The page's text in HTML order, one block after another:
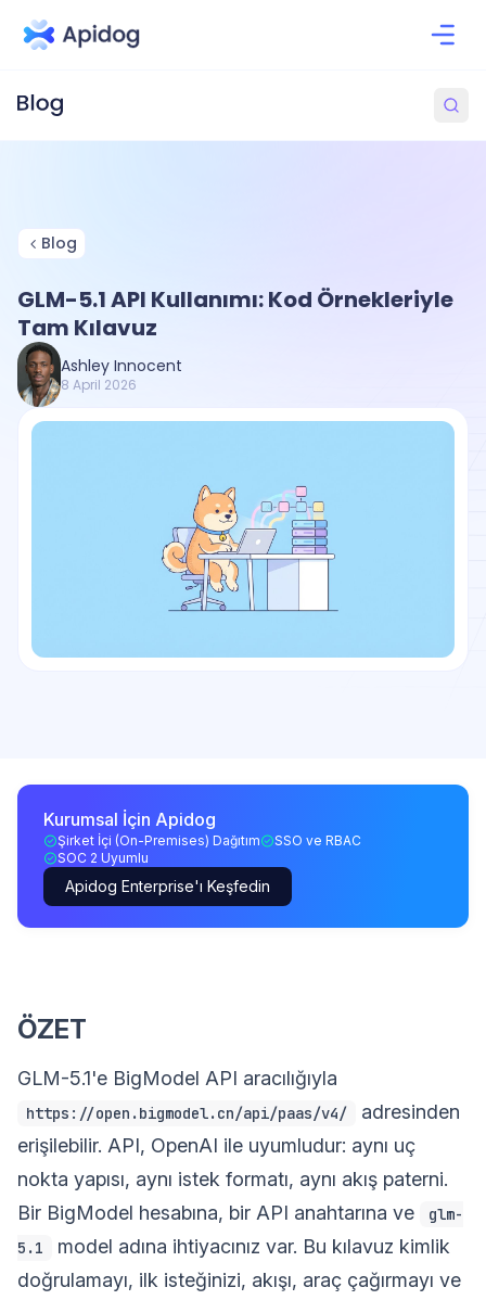
Blog
GLM-5.1 API Kullanımı: Kod Örnekleriyle
Tam Kılavuz
Ashley Innocent
8 April 2026
Kurumsal İçin Apidog
Şirket İçi (On-Premises) Dağıtım
SSO ve RBAC
SOC 2 Uyumlu
Apidog Enterprise'ı Keşfedin
ÖZET
GLM-5.1'e BigModel API aracılığıyla
https://open.bigmodel.cn/api/paas/v4/
adresinden
erişilebilir. API, OpenAI ile uyumludur: aynı uç
nokta yapısı, aynı istek formatı, aynı akış paterni.
Bir BigModel hesabına, bir API anahtarına ve
glm-
5.1
model adına ihtiyacınız var. Bu kılavuz kimlik
doğrulamayı, ilk isteğinizi, akışı, araç çağırmayı ve